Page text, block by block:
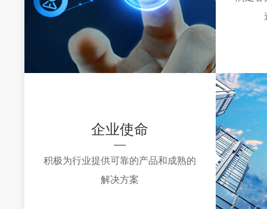
企业使命
积极为行业提供可靠的产品和成熟的
解决方案